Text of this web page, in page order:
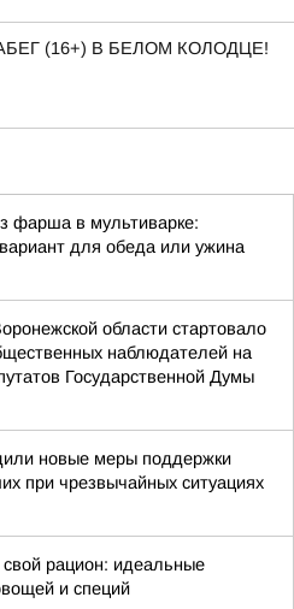
(16+) В БЕЛОМ КОЛОДЦЕ!
фарша в мультиварке:
для обеда или ужина
области стартовало
наблюдателей на
Государственной Думы
новые меры поддержки
при чрезвычайных ситуациях
свой рацион: идеальные
и специй